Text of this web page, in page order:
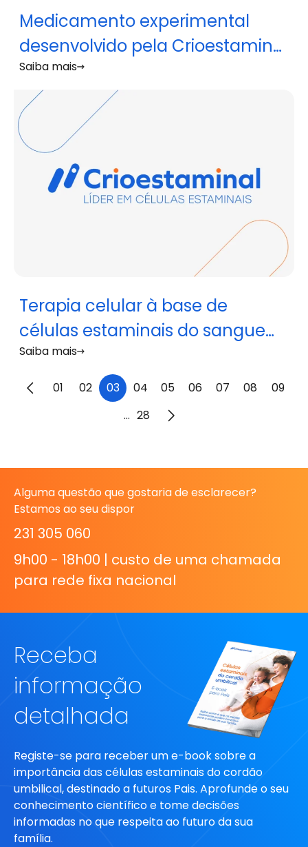
Medicamento experimental
desenvolvido pela Crioestaminal
apresenta potencial para o
tratamento de esclerose
sistémica
Saiba mais
Terapia celular à base de
células estaminais do sangue
do cordão umbilical recebe
aprovação da FDA
Saiba mais
01 02 03 04 05 06 07 08
09
... 28
Alguma questão que gostaria de esclarecer?
Estamos ao seu dispor
231 305 060
9h00 - 18h00 | custo de uma chamada
para rede fixa nacional
Receba
informação
detalhada
Registe-se para receber um e-book sobre a
importância das células estaminais do cordão
umbilical, destinado a futuros Pais. Aprofunde o seu
conhecimento científico e tome decisões
informadas no que respeita ao futuro da sua
família.